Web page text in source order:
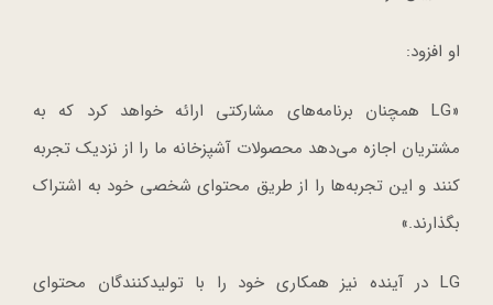
او افزود:
«LG همچنان برنامه‌های مشارکتی ارائه خواهد کرد که به
مشتریان اجازه می‌دهد محصولات آشپزخانه ما را از نزدیک تجربه
کنند و این تجربه‌ها را از طریق محتوای شخصی خود به اشتراک
بگذارند.»
LG در آینده نیز همکاری خود را با تولیدکنندگان محتوای